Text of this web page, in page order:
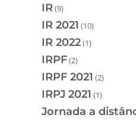
IR(9)
IR 2021 (10)
IR 2022(1)
IRPF(2)
IRPF 2021 (2)
IRPJ 2021 (1)
Jornada a